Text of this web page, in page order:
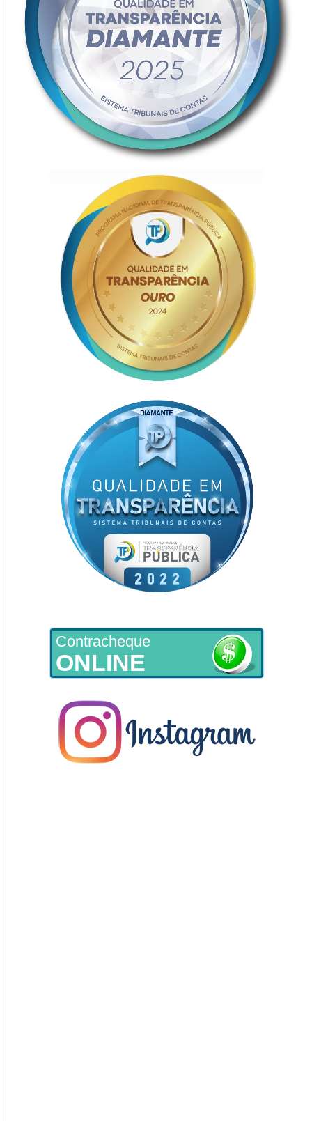
Contracheque
ONLINE